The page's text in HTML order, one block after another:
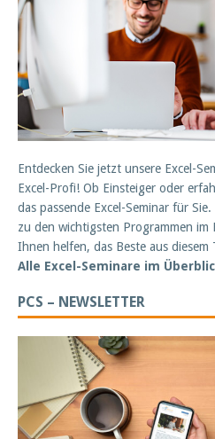
Entdecken Sie jetzt unsere Excel-
Excel-Profi! Ob Einsteiger oder
das passende Excel-Seminar für
zu den wichtigsten Programmen
Ihnen helfen, das Beste aus diesem
Alle Excel-Seminare im
PCS – NEWSLETTER